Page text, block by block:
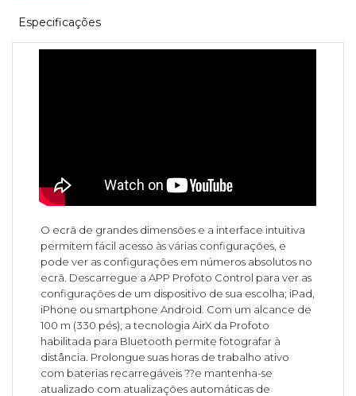
Especificações
O ecrã de grandes dimensões e a interface intuitiva
permitem fácil acesso às várias configurações, e
pode ver as configurações em números absolutos no
ecrã. Descarregue a APP Profoto Control para ver as
configurações de um dispositivo de sua escolha; iPad,
iPhone ou smartphone Android. Com um alcance de
100 m (330 pés), a tecnologia AirX da Profoto
habilitada para Bluetooth permite fotografar à
distância. Prolongue suas horas de trabalho ativo
com baterias recarregáveis ??e mantenha-se
atualizado com atualizações automáticas de